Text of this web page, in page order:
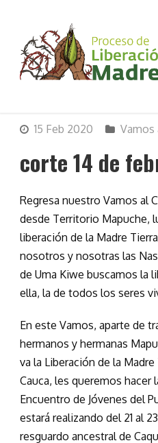
15 Feb 2020 Vamos
corte 14 de
Regresa nuestro Vamos al
desde Territorio Mapuche,
liberación de la Madre
nosotros y nosotras las
de Uma Kiwe buscamos la
ella, la de todos los seres
En este Vamos, aparte de
hermanos y hermanas
va la Liberación de la
Cauca, les queremos hacer
Encuentro de Jóvenes del
estará realizando del 21 al
resguardo ancestral de